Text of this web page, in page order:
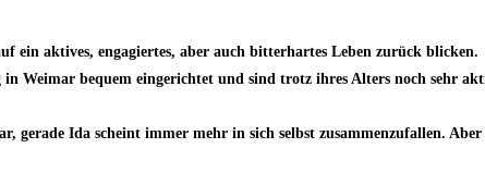
ein aktives, engagiertes, aber auch bitterhartes Leben zurück blicken.
in Weimar bequem eingerichtet und sind trotz ihres Alters noch sehr
gerade Ida scheint immer mehr in sich selbst zusammenzufallen.